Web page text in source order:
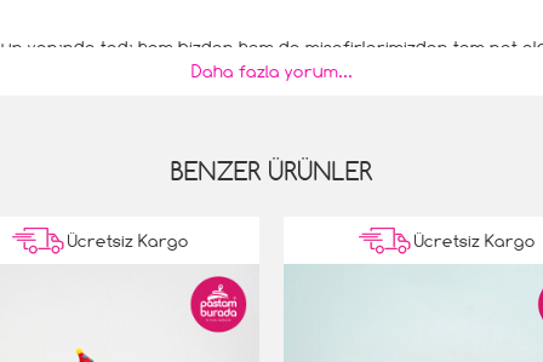
yanında tadı hem bizden hem de misafirlerimizden tam not
ve hemen sipariş formunu doldurdum. Pastam adresime
Daha fazla yorum...
BENZER ÜRÜNLER
Ücretsiz Kargo Ücretsiz Kargo